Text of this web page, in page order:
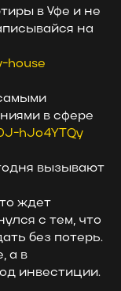
в Уфе и не
на
house
в сфере
hJo4YTQy
вызывают
ждет
с тем, что
без потерь.
а в
инвестиции.